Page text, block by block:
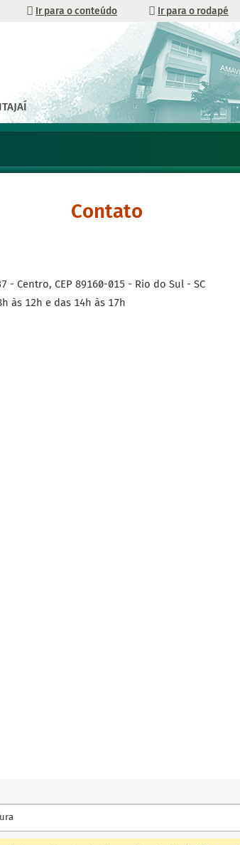
Ir para o conteúdo Ir para o rodapé
Contato
- Centro, CEP 89160-015 - Rio do Sul - SC
às 12h e das 14h às 17h